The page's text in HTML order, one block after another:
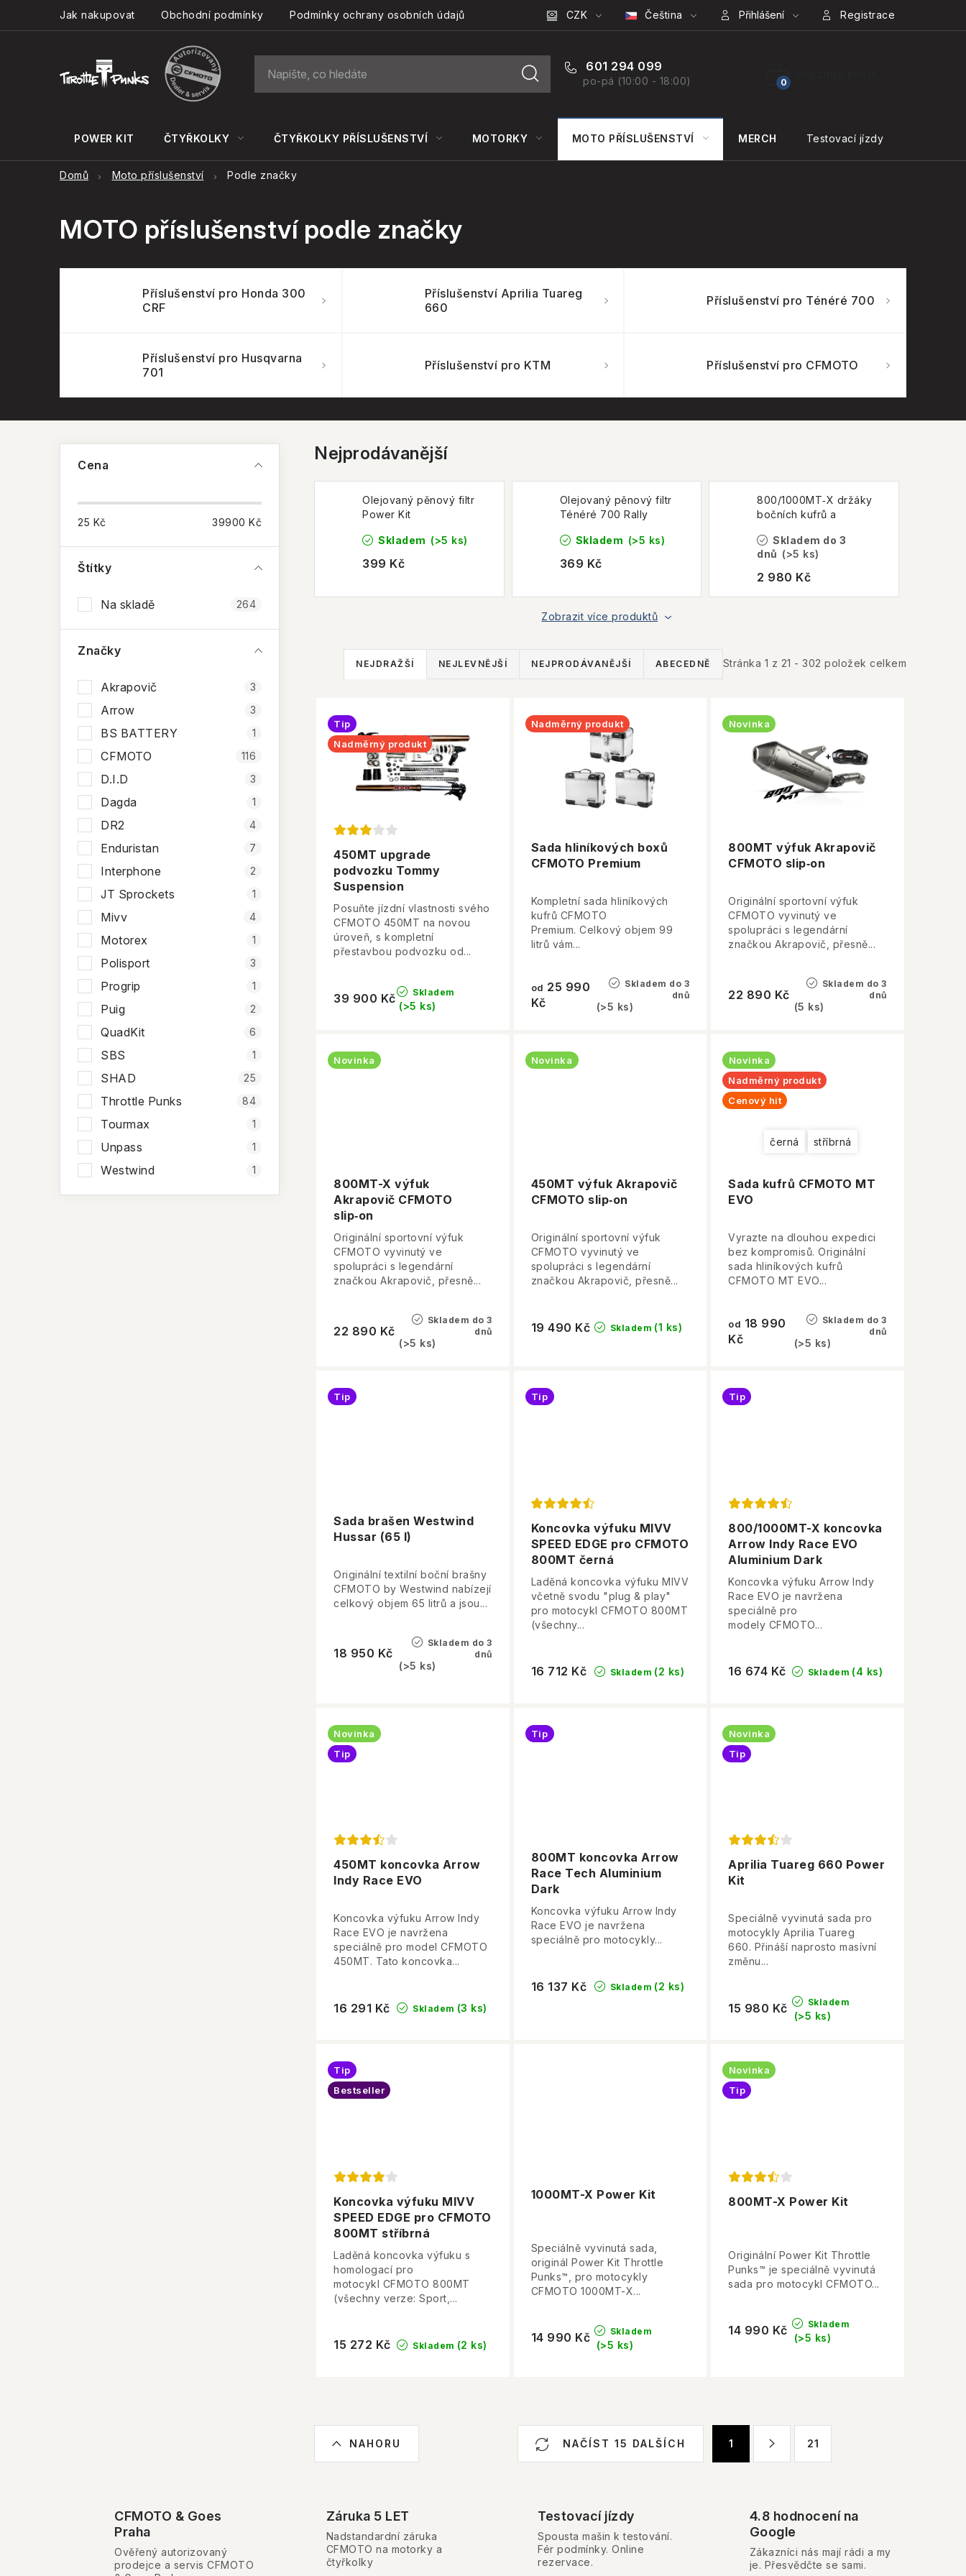
Jak nakupovat Obchodní podmínky Podmínky ochrany osobních údajů CZK Čeština Přihlášení Registrace
601 294 099
po-pá (10:00 - 18:00)
NÁKUPNÍ
POWER KIT ČTYŘKOLKY ČTYŘKOLKY PŘÍSLUŠENSTVÍ MOTORKY MOTO PŘÍSLUŠENSTVÍ MERCH Testovací jízdy
Domů Moto příslušenství Podle značky
MOTO příslušenství podle značky
Příslušenství pro Honda 300
CRF
Příslušenství Aprilia Tuareg
660
Příslušenství pro Ténéré 700
Příslušenství pro Husqvarna
701
Příslušenství pro KTM Příslušenství pro CFMOTO
Cena
25 Kč 39900 Kč
Štítky
Na skladě 264
Značky
Akrapovič 3
Arrow 3
BS BATTERY 1
CFMOTO 116
D.I.D 3
Dagda 1
DR2 4
Enduristan 7
Interphone 2
JT Sprockets 1
Mivv 4
Motorex 1
Polisport 3
Progrip 1
Puig 2
QuadKit 6
SBS 1
SHAD 25
Throttle Punks 84
Tourmax 1
Unpass 1
Westwind 1
Nejprodávanější
Olejovaný pěnový filtr
Power Kit
Skladem (>5 ks)
399 Kč
Olejovaný pěnový filtr
Ténéré 700 Rally
Skladem (>5 ks)
369 Kč
800/1000MT‑X držáky
bočních kufrů a
Skladem do 3
dnů (>5 ks)
2 980 Kč
Zobrazit více produktů
Stránka 1 z 21 - 302 položek celkem
Ř
z
e
p
r
o
d
u
k
t
NEJDRAŽŠÍ NEJLEVNĚJŠÍ NEJPRODÁVANĚJŠÍ ABECEDNĚ
450MT upgrade
podvozku Tommy
Suspension
Tip
Nadměrný produkt
Skladem
(>5 ks)
39 900 Kč
Posuňte jízdní vlastnosti svého
CFMOTO 450MT na novou
úroveň, s kompletní
přestavbou podvozku od...
Sada hliníkových boxů
CFMOTO Premium
Nadměrný produkt
Skladem do 3
dnů
(>5 ks)
od 25 990
Kč
Kompletní sada hliníkových
kufrů CFMOTO
Premium. Celkový objem 99
litrů vám...
800MT výfuk Akrapovič
CFMOTO slip‑on
Novinka
Skladem do 3
dnů
(5 ks)
22 890 Kč
Originální sportovní výfuk
CFMOTO vyvinutý ve
spolupráci s legendární
značkou Akrapovič, přesně...
800MT-X výfuk
Akrapovič CFMOTO
slip‑on
Novinka
Skladem do 3
dnů
(>5 ks)
22 890 Kč
Originální sportovní výfuk
CFMOTO vyvinutý ve
spolupráci s legendární
značkou Akrapovič, přesně...
450MT výfuk Akrapovič
CFMOTO slip‑on
Novinka
Skladem (1 ks)
19 490 Kč
Originální sportovní výfuk
CFMOTO vyvinutý ve
spolupráci s legendární
značkou Akrapovič, přesně...
Sada kufrů CFMOTO MT
EVO
Novinka
Nadměrný produkt
Cenový hit
černá stříbrná
Skladem do 3
dnů
(>5 ks)
od 18 990
Kč
Vyrazte na dlouhou expedici
bez kompromisů. Originální
sada hliníkových kufrů
CFMOTO MT EVO...
Sada brašen Westwind
Hussar (65 l)
Tip
Skladem do 3
dnů
(>5 ks)
18 950 Kč
Originální textilní boční brašny
CFMOTO by Westwind nabízejí
celkový objem 65 litrů a jsou...
Koncovka výfuku MIVV
SPEED EDGE pro CFMOTO
800MT černá
Tip
Skladem (2 ks)
16 712 Kč
Laděná koncovka výfuku MIVV
včetně svodu "plug & play"
pro motocykl CFMOTO 800MT
(všechny...
800/1000MT-X koncovka
Arrow Indy Race EVO
Aluminium Dark
Tip
Skladem (4 ks)
16 674 Kč
Koncovka výfuku Arrow Indy
Race EVO je navržena
speciálně pro
modely CFMOTO...
450MT koncovka Arrow
Indy Race EVO
Novinka
Tip
Skladem (3 ks)
16 291 Kč
Koncovka výfuku Arrow Indy
Race EVO je navržena
speciálně pro model CFMOTO
450MT. Tato koncovka...
800MT koncovka Arrow
Race Tech Aluminium
Dark
Tip
Skladem (2 ks)
16 137 Kč
Koncovka výfuku Arrow Indy
Race EVO je navržena
speciálně pro motocykly...
Aprilia Tuareg 660 Power
Kit
Novinka
Tip
Skladem
(>5 ks)
15 980 Kč
Speciálně vyvinutá sada pro
motocykly Aprilia Tuareg
660. Přináší naprosto masívní
změnu...
Koncovka výfuku MIVV
SPEED EDGE pro CFMOTO
800MT stříbrná
Tip
Bestseller
Skladem (2 ks)
15 272 Kč
Laděná koncovka výfuku s
homologací pro
motocykl CFMOTO 800MT
(všechny verze: Sport,...
1000MT-X Power Kit
Skladem
(>5 ks)
14 990 Kč
Speciálně vyvinutá sada,
originál Power Kit Throttle
Punks™, pro motocykly
CFMOTO 1000MT-X...
800MT-X Power Kit
Novinka
Tip
Skladem
(>5 ks)
14 990 Kč
Originální Power Kit Throttle
Punks™ je speciálně vyvinutá
sada pro motocykl CFMOTO...
v
NAČÍST 15 DALŠÍCH 1 21
NAHORU
CFMOTO & Goes
Praha
Ověřený autorizovaný
prodejce a servis CFMOTO
Záruka 5 LET
Nadstandardní záruka
CFMOTO na motorky a
čtyřkolky
Testovací jízdy
Spousta mašin k testování.
Fér podmínky. Online
rezervace.
4.8 hodnocení na
Google
Zákazníci nás mají rádi a my
je. Přesvědčte se sami.